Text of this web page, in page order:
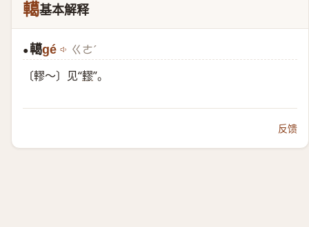
轕基本解释
●轕gé ㄍㄜˊ
〔轇～〕见“轇”。
反馈